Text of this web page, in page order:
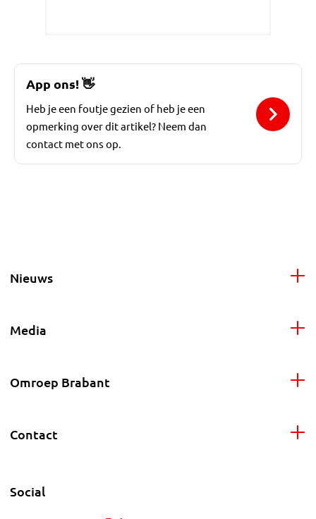
App ons!👋
Heb je een foutje gezien of heb je een
opmerking over dit artikel? Neem dan
contact met ons op.
Nieuws
Media
Omroep Brabant
Contact
Social